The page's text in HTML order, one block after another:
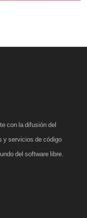
con la difusión del
y servicios de código
del software libre.